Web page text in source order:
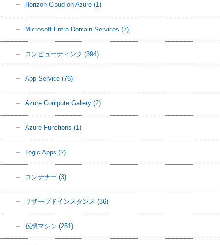
Horizon Cloud on Azure (1)
Microsoft Entra Domain Services (7)
コンピューティング (394)
App Service (76)
Azure Compute Gallery (2)
Azure Functions (1)
Logic Apps (2)
コンテナー (3)
リザーブドインスタンス (36)
仮想マシン (251)